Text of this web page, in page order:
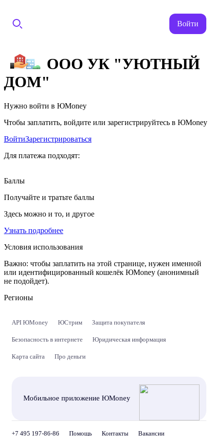
Войти
ООО УК "УЮТНЫЙ
ДОМ"
Нужно войти в ЮMoney
Чтобы заплатить, войдите или зарегистрируйтесь в ЮMoney
ВойтиЗарегистрироваться
Для платежа подходят:
Баллы
Получайте и тратьте баллы
Здесь можно и то, и другое
Узнать подробнее
Условия использования
Важно: чтобы заплатить на этой странице, нужен именной
или идентифицированный кошелёк ЮMoney (анонимный
не подойдет).
Регионы
API ЮMoney ЮСтрим Защита покупателя
Безопасность в интернете Юридическая информация
Карта сайта Про деньги
Мобильное приложение ЮMoney
+7 495 197-86-86 Помощь Контакты Вакансии